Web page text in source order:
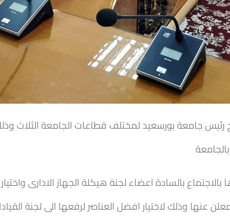
رئيسجامعة بورسعيد لمختلف قطاعات الجامعة الثلاث
بالسادة اعضاء لجنة هيكلة الجهاز الادارى
عنها وذلك لاختيار افضل العناصر لرفعها الى لجنة